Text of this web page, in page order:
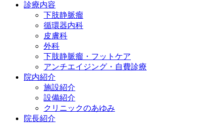
診療内容
下肢静脈瘤
循環器内科
皮膚科
外科
下肢静脈瘤・フットケア
アンチエイジング・自費診療
院内紹介
施設紹介
設備紹介
クリニックのあゆみ
院長紹介